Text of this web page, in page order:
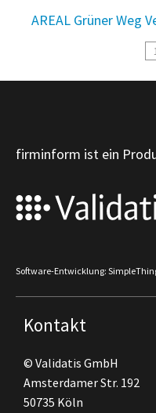
AREAL Grüner Weg
firminform ist ein
Software-Entwicklung:
Kontakt
© Validatis GmbH
Amsterdamer Str. 192
50735 Köln